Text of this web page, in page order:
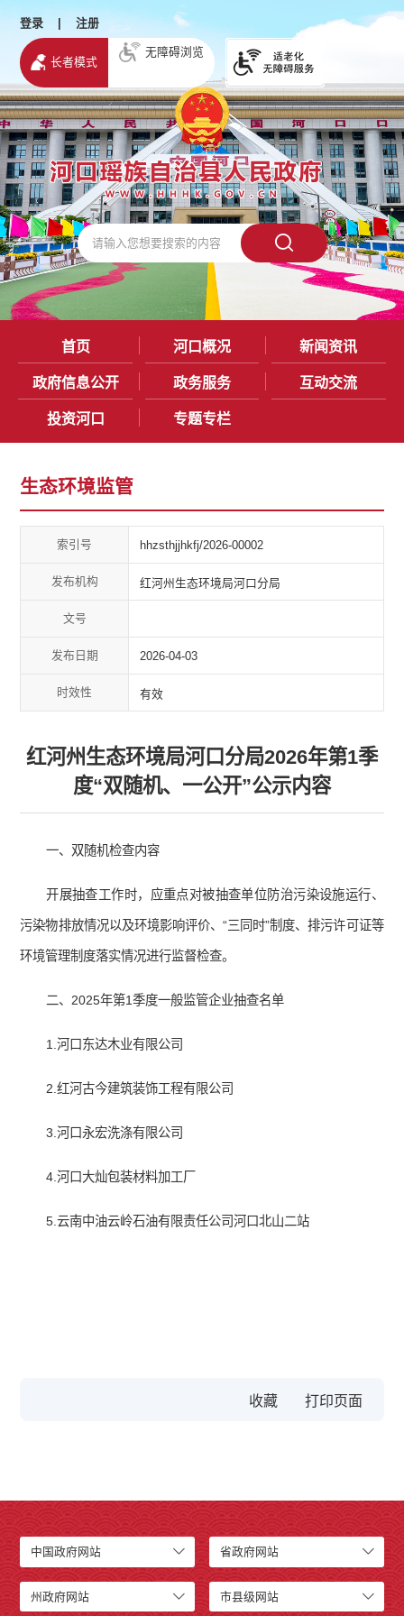
登录 | 注册
长者模式
无障碍浏览
首页 河口概况 新闻资讯
政府信息公开 政务服务 互动交流
投资河口 专题专栏
生态环境监管
索引号 hhzsthjjhkfj/2026-00002
发布机构 红河州生态环境局河口分局
文号
发布日期 2026-04-03
时效性 有效
红河州生态环境局河口分局2026年第1季
度“双随机、一公开”公示内容
一、双随机检查内容
开展抽查工作时，应重点对被抽查单位防治污染设施运行、
污染物排放情况以及环境影响评价、“三同时”制度、排污许可证等
环境管理制度落实情况进行监督检查。
二、2025年第1季度一般监管企业抽查名单
1.河口东达木业有限公司
2.红河古今建筑装饰工程有限公司
3.河口永宏洗涤有限公司
4.河口大灿包装材料加工厂
5.云南中油云岭石油有限责任公司河口北山二站
收藏
中国政府网站 省政府网站
州政府网站 市县级网站